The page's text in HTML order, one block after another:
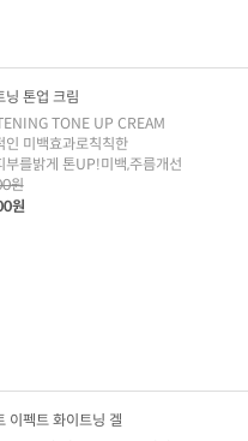
닝 톤업 크림
TONE UP CREAM
인 미백효과로칙칙한
부를밝게 톤UP!미백,주름개선
원
원
이펙트 화이트닝 겔